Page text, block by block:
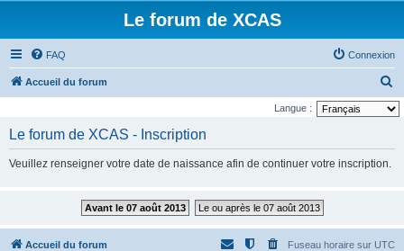
Le forum de XCAS
FAQ Connexion
Accueil du forum
e
h
Langue :
Le forum de XCAS - Inscription
Veuillez renseigner votre date de naissance afin de continuer votre inscription.
Avant le 07 août 2013 Le ou après le 07 août 2013
Accueil du forum Fuseau horaire sur UTC